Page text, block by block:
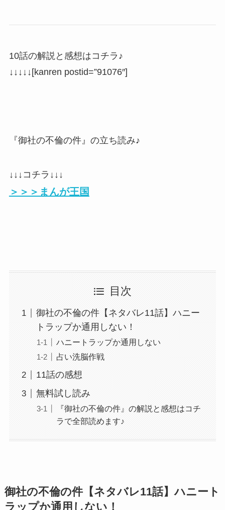
10話の解説と感想はコチラ♪
↓↓↓↓↓ [kanren postid=”91076″]
『御社の不倫の件』の立ち読み♪
↓↓↓コチラ↓↓↓
＞＞＞まんが王国
目次
御社の不倫の件【ネタバレ11話】ハニー
トラップか通用しない！
ハニートラップか通用しない
占い洗脳作戦
11話の感想
無料試し読み
『御社の不倫の件』の解説と感想はコチ
ラで全部読めます♪
御社の不倫の件【ネタバレ11話】ハニート
ラップか通用しない！